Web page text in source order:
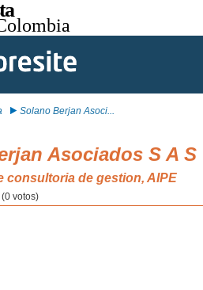
Solano Berjan Asoci...
Asociados S A S
consultoria de gestion, AIPE
(0 votos)